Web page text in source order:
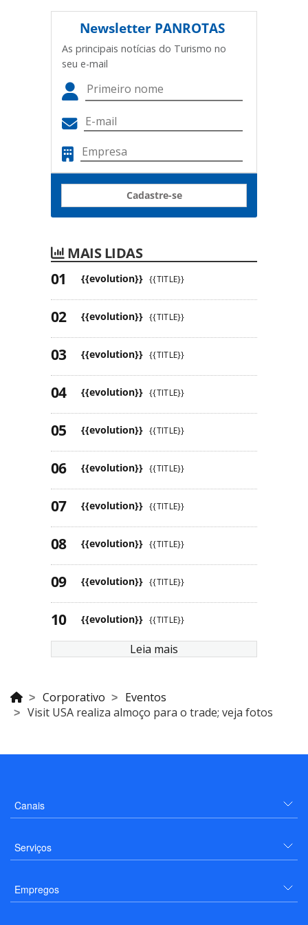
Newsletter PANROTAS
As principais notícias do Turismo no
seu e-mail
Cadastre-se
MAIS LIDAS
{{evolution}} {{TITLE}}
{{evolution}} {{TITLE}}
{{evolution}} {{TITLE}}
{{evolution}} {{TITLE}}
{{evolution}} {{TITLE}}
{{evolution}} {{TITLE}}
{{evolution}} {{TITLE}}
{{evolution}} {{TITLE}}
{{evolution}} {{TITLE}}
{{evolution}} {{TITLE}}
Leia mais
Corporativo
Eventos
Visit USA realiza almoço para o trade; veja fotos
Canais
Serviços
Empregos